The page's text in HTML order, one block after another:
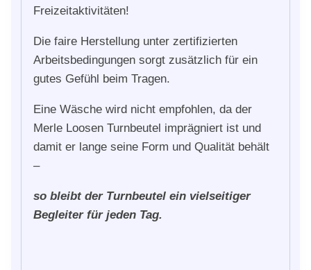
Freizeitaktivitäten!
Die faire Herstellung unter zertifizierten
Arbeitsbedingungen sorgt zusätzlich für ein
gutes Gefühl beim Tragen.
Eine Wäsche wird nicht empfohlen, da der
Merle Loosen Turnbeutel imprägniert ist und
damit er lange seine Form und Qualität behält
–
so bleibt der Turnbeutel ein vielseitiger
Begleiter für jeden Tag.